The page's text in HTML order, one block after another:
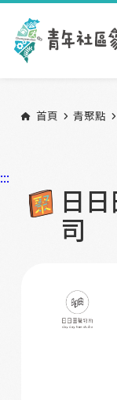
跳到主要內容區塊
首頁 青聚點
:::
日
司